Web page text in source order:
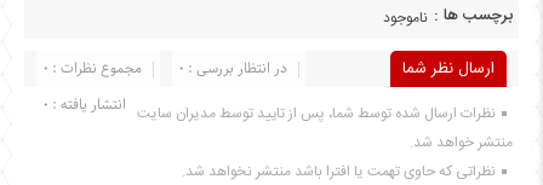
برچسب ها : ناموجود
ارسال نظر شما مجموع نظرات : 0
در انتظار بررسی : 0
انتشار یافته : 0 نظرات ارسال شده توسط شما، پس از تایید توسط مدیران سایت
منتشر خواهد شد.
نظراتی که حاوی تهمت یا افترا باشد منتشر نخواهد شد.